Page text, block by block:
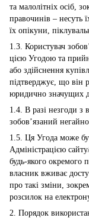
та малолітніх осіб,
правочинів – несуть
їх опікуни,
1.3. Користувач
цією Угодою та
або здійснення
підтверджує, що він
юридично значущих
1.4. В разі незгоди з
зобов’язаний
1.5. Ця Угода може
Адміністрацією
будь-якого окремого
власник вживає
про такі зміни,
розсилок на
2. Порядок